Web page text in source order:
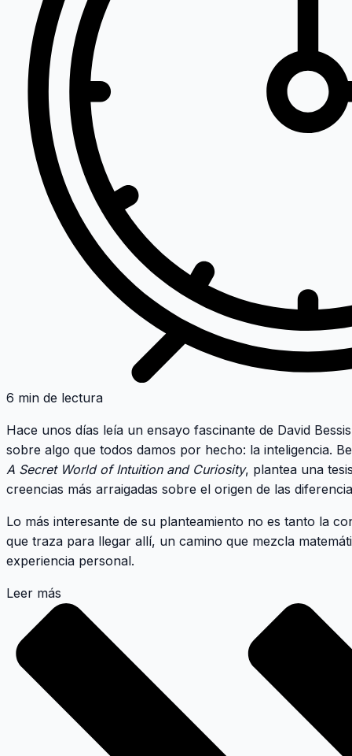
6 min de lectura
Hace unos días leía un ensayo fascinante de David
sobre algo que todos damos por hecho: la inteligencia.
A Secret World of Intuition and Curiosity, plantea una
creencias más arraigadas sobre el origen de las
Lo más interesante de su planteamiento no es tanto la
que traza para llegar allí, un camino que mezcla
experiencia personal.
Leer más